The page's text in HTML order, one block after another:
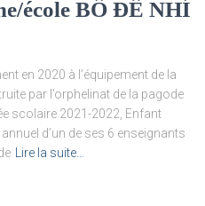
école BỒ ĐỀ NHÍ
en 2020 à l’équipement de la
par l’orphelinat de la pagode
scolaire 2021-2022, Enfant
d’un de ses 6 enseignants
Lire la suite…